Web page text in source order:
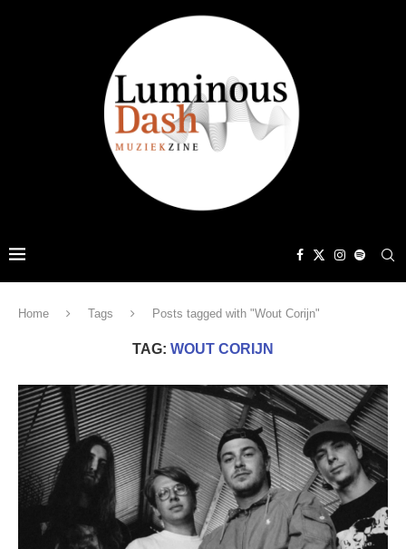
Home Tags Posts tagged with "Wout Corijn"
TAG: WOUT CORIJN